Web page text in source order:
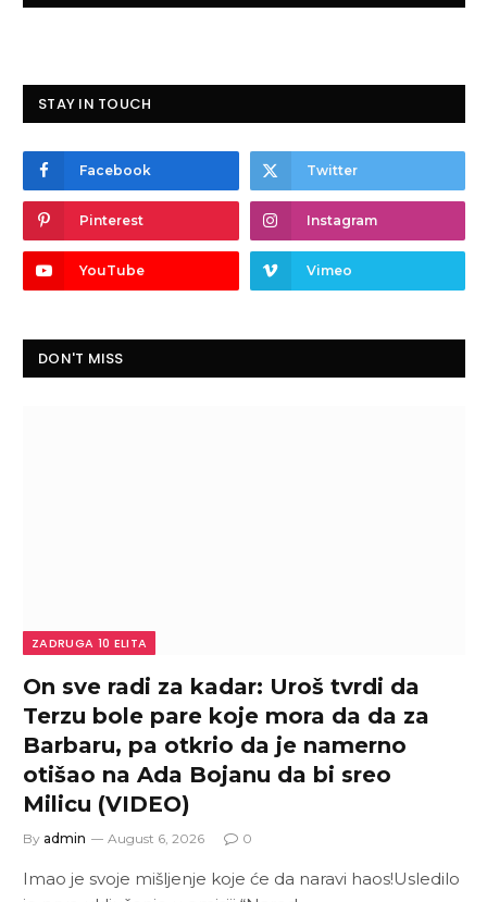
STAY IN TOUCH
Facebook Twitter
Pinterest Instagram
YouTube Vimeo
DON'T MISS
ZADRUGA 10 ELITA
On sve radi za kadar: Uroš tvrdi da
Terzu bole pare koje mora da da za
Barbaru, pa otkrio da je namerno
otišao na Ada Bojanu da bi sreo
Milicu (VIDEO)
By admin August 6, 2026 0
Imao je svoje mišljenje koje će da naravi haos!Usledilo